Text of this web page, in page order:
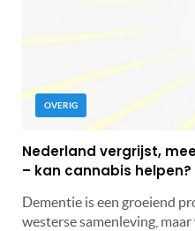
OVERIG
Nederland vergrijst,
– kan cannabis helpen?
Dementie is een groeiend
westerse samenleving,